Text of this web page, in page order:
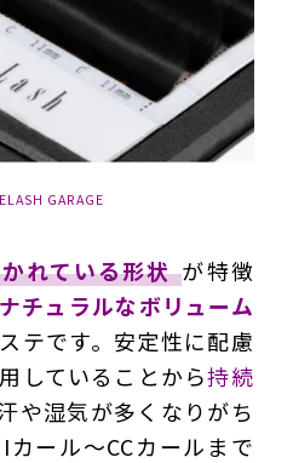
GARAGE
れている形状 が特徴
ナチュラルなボリューム
テです。安定性に配慮
していることから持続
や湿気が多くなりがち
ール～CCカールまで